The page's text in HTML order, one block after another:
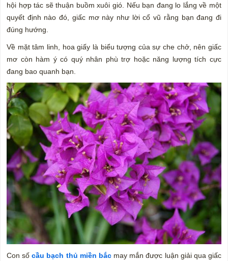
hội hợp tác sẽ thuận buồm xuôi gió. Nếu bạn đang lo lắng về một
quyết định nào đó, giấc mơ này như lời cổ vũ rằng bạn đang đi
đúng hướng.
Về mặt tâm linh, hoa giấy là biểu tượng của sự che chở, nên giấc
mơ còn hàm ý có quý nhân phù trợ hoặc năng lượng tích cực
đang bao quanh bạn.
Con sốcầu bạch thủ miền bắcmay mắn được luận giải qua giấc